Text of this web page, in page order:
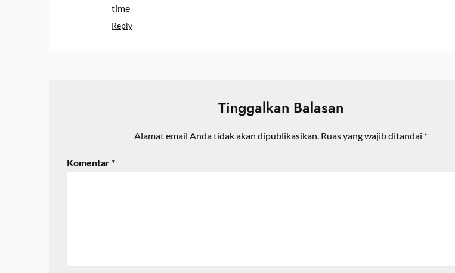
time
Reply
Tinggalkan Balasan
Alamat email Anda tidak akan dipublikasikan. Ruas yang wajib ditandai *
Komentar*